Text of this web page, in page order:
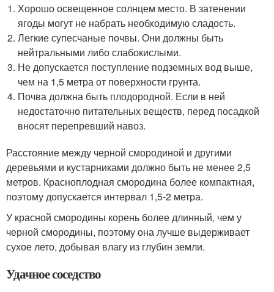
Хорошо освещенное солнцем место. В затенении
ягоды могут не набрать необходимую сладость.
Легкие супесчаные почвы. Они должны быть
нейтральными либо слабокислыми.
Не допускается поступление подземных вод выше,
чем на 1,5 метра от поверхности грунта.
Почва должна быть плодородной. Если в ней
недостаточно питательных веществ, перед посадкой
вносят перепревший навоз.
Расстояние между черной смородиной и другими
деревьями и кустарниками должно быть не менее 2,5
метров. Красноплодная смородина более компактная,
поэтому допускается интервал 1,5-2 метра.
У красной смородины корень более длинный, чем у
черной смородины, поэтому она лучше выдерживает
сухое лето, добывая влагу из глубин земли.
Удачное соседство